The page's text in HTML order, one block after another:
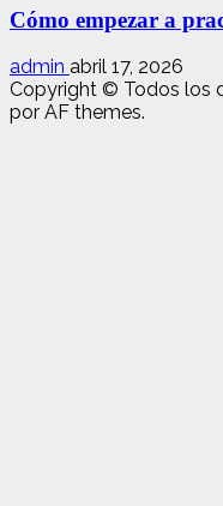
Cómo empezar a
admin abril 17, 2026
Copyright © Todos los
por AF themes.